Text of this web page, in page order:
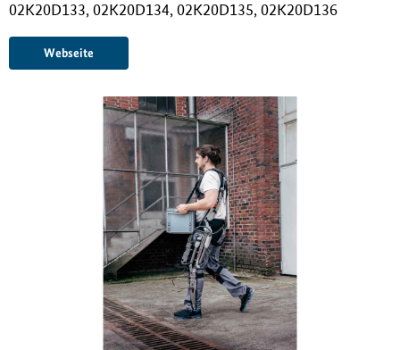
02K20D133, 02K20D134, 02K20D135, 02K20D136
Webseite